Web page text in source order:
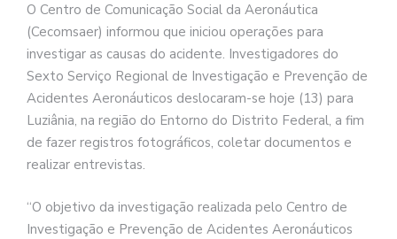
O Centro de Comunicação Social da Aeronáutica
(Cecomsaer) informou que iniciou operações para
investigar as causas do acidente. Investigadores do
Sexto Serviço Regional de Investigação e Prevenção de
Acidentes Aeronáuticos deslocaram-se hoje (13) para
Luziânia, na região do Entorno do Distrito Federal, a fim
de fazer registros fotográficos, coletar documentos e
realizar entrevistas.
“O objetivo da investigação realizada pelo Centro de
Investigação e Prevenção de Acidentes Aeronáuticos